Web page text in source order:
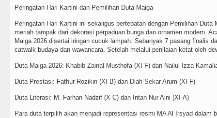
Peringatan Hari Kartini dan Pemilihan Duta Maiga
Peringatan Hari Kartini ini sekaligus bertepatan dengan Pemilihan
meriah tampak dari dekorasi perpaduan bunga dan ornamen modern.
Maiga 2026 disertai iringan cucuk lampah. Sebanyak 7 pasang finalis
catwalk budaya dan wawancara. Setelah melalui penilaian ketat oleh
Duta Maiga 2026: Khabib Zainal Musthofa (XI-F) dan Nailul Izza
Duta Prestasi: Fathur Rozikin (XI-B) dan Diah Sekar Arum (XI-F)
Duta Literasi: M. Farhan Nadzif (X-C) dan Intan Nur Aini (XI-A)
Para duta terpilih akan menjadi representasi resmi MA Al Irsyad dalam